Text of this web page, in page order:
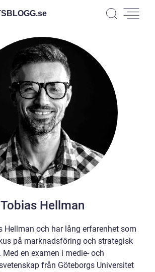
se
Tobias Hellman
Hellman och har lång erfarenhet som
på marknadsföring och strategisk
en examen i medie- och
från Göteborgs Universitet